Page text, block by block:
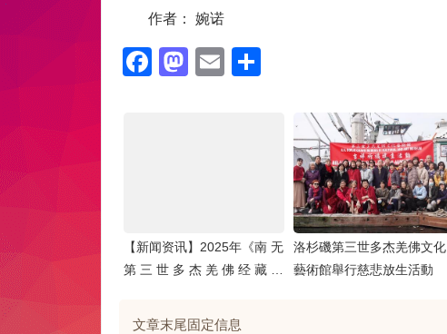
作者： 婉诺
Facebook
Mastodon
Email
【新闻资讯】2025年《南 无
第 三 世 多 杰 羌 佛 经 藏 总
徒蒞美，共沐佛恩迎经藏
洛杉磯第三世多杰羌佛文化
藝術館舉行慈悲放生活動
文章末尾固定信息